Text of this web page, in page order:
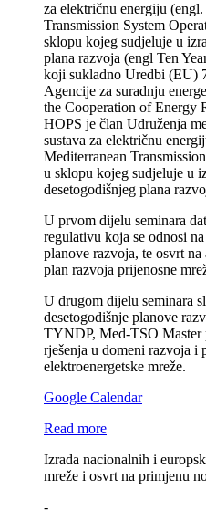
za električnu energiju
Transmission System
sklopu kojeg sudjeluje u
plana razvoja (engl Ten
koji sukladno Uredbi (EU)
Agencije za suradnju
the Cooperation of Energy
HOPS je član Udruženja
sustava za električnu
Mediterranean
u sklopu kojeg sudjeluje u
desetogodišnjeg plana
U prvom dijelu seminara
regulativu koja se odnosi
planove razvoja, te osvrt
plan razvoja prijenosne
U drugom dijelu seminara
desetogodišnje planove
TYNDP, Med-TSO Master
rješenja u domeni razvoja i
elektroenergetske mreže.
Google Calendar
Read more
Izrada nacionalnih i
mreže i osvrt na primjenu
-